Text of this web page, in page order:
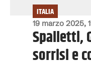
19 marzo 2025,
ITALIA
Spalletti,
sorrisi e